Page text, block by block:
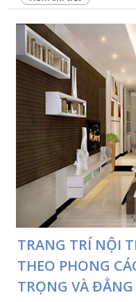
TRANG TRÍ NỘI
THEO PHONG
TRỌNG VÀ ĐẲNG